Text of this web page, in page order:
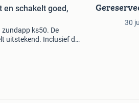
en schakelt goed,
zundapp ks50. De
uitstekend. Inclusief de
30